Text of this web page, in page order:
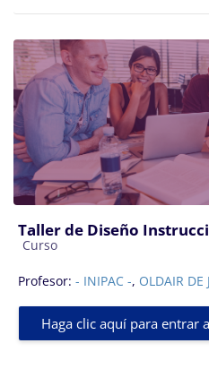
Taller de Diseño
Categoría de cursos
Curso
Profesor: - INIPAC -, OLDAIR DE
Haga clic aquí para entrar